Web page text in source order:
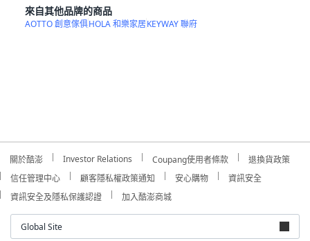
來自其他品牌的商品
AOTTO 創意傢俱HOLA 和樂家居KEYWAY 聯府
關於酷澎 Investor Relations Coupang使用者條款
退換貨政策
信任管理中心
顧客隱私權政策通知 安心購物
資訊安全
資訊安全及隱私保護認證
加入酷澎商城
Global Site